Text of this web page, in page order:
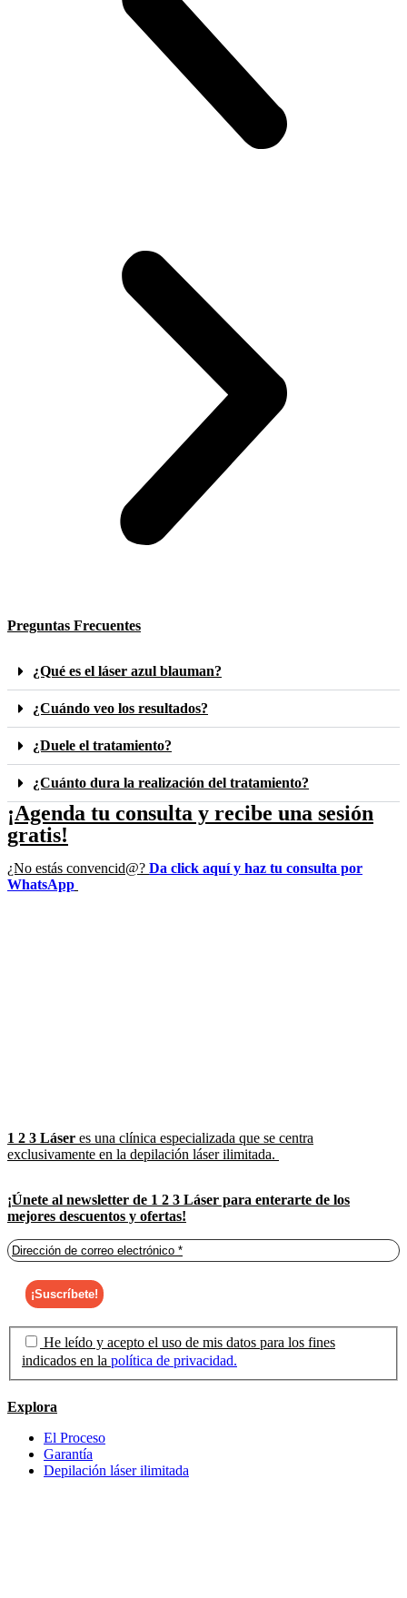
Preguntas Frecuentes
¿Qué es el láser azul blauman?
¿Cuándo veo los resultados?
¿Duele el tratamiento?
¿Cuánto dura la realización del tratamiento?
¡Agenda tu consulta y recibe una sesión
gratis!
¿No estás convencid@? Da click aquí y haz tu consulta por
WhatsApp
1 2 3 Láser es una clínica especializada que se centra
exclusivamente en la depilación láser ilimitada.
¡Únete al newsletter de 1 2 3 Láser para enterarte de los
mejores descuentos y ofertas!
He leído y acepto el uso de mis datos para los fines
indicados en la política de privacidad.
Explora
El Proceso
Garantía
Depilación láser ilimitada